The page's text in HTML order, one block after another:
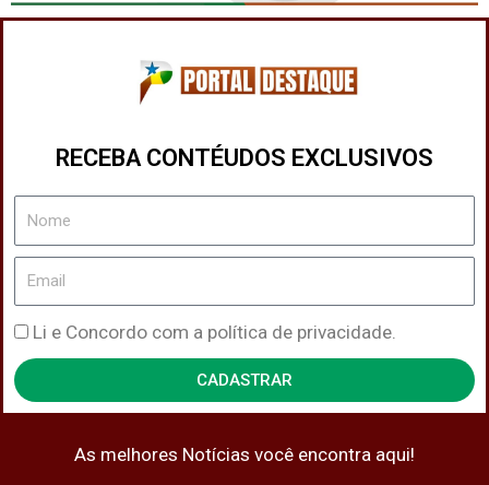
RECEBA CONTÉUDOS EXCLUSIVOS
Nome
Email
Política
de
Privacidade
Li e Concordo com a política de privacidade.
CADASTRAR
As melhores Notícias você encontra aqui!